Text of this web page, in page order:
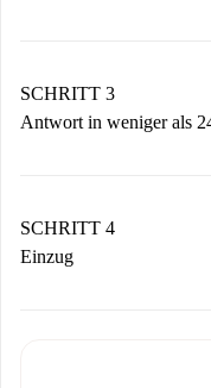
Denk daran, dass
Vermieter
SCHRITT 3
Antwort in weniger als
stellen den Kontakt
Wenn der
SCHRITT 4
Einzug